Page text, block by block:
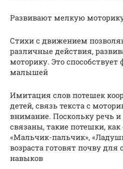
Развивают мелкую
Стихи с движением
различные действия,
моторику. Это
малышей
Имитация слов потешек
детей, связь текста с
внимание. Поскольку речь
связаны, такие потешки, как
«Мальчик-пальчик»,
возраста готовят почву
навыков